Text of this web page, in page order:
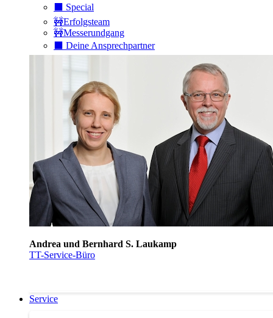
⬛️ Special
🚧Erfolgsteam
🚧Messerundgang
⬛️ Deine Ansprechpartner
Andrea und Bernhard S. Laukamp
TT-Service-Büro
Service